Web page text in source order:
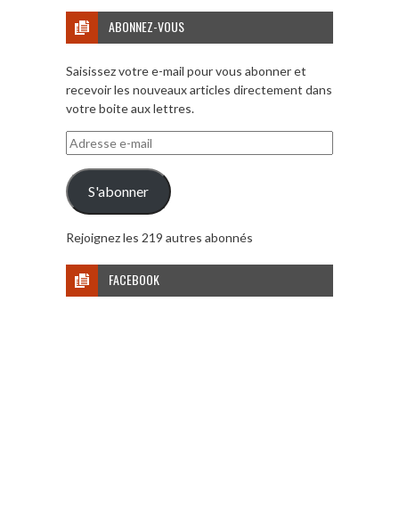
ABONNEZ-VOUS
Saisissez votre e-mail pour vous abonner et
recevoir les nouveaux articles directement dans
votre boite aux lettres.
Adresse
e-
mail
S'abonner
Rejoignez les 219 autres abonnés
FACEBOOK